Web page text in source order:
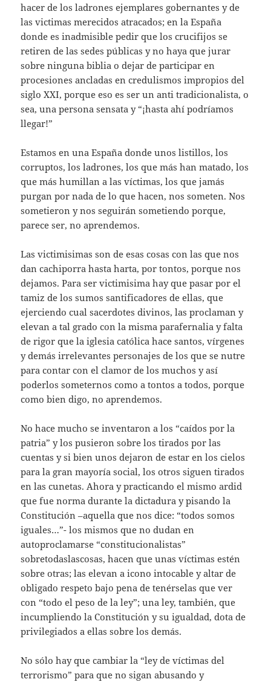
hacer de los ladrones ejemplares gobernantes y de
las victimas merecidos atracados; en la España
donde es inadmisible pedir que los crucifijos se
retiren de las sedes públicas y no haya que jurar
sobre ninguna biblia o dejar de participar en
procesiones ancladas en credulismos impropios del
siglo XXI, porque eso es ser un anti tradicionalista, o
sea, una persona sensata y “¡hasta ahí podríamos
llegar!”
Estamos en una España donde unos listillos, los
corruptos, los ladrones, los que más han matado, los
que más humillan a las víctimas, los que jamás
purgan por nada de lo que hacen, nos someten. Nos
sometieron y nos seguirán sometiendo porque,
parece ser, no aprendemos.
Las victimisimas son de esas cosas con las que nos
dan cachiporra hasta harta, por tontos, porque nos
dejamos. Para ser victimisima hay que pasar por el
tamiz de los sumos santificadores de ellas, que
ejerciendo cual sacerdotes divinos, las proclaman y
elevan a tal grado con la misma parafernalia y falta
de rigor que la iglesia católica hace santos, vírgenes
y demás irrelevantes personajes de los que se nutre
para contar con el clamor de los muchos y así
poderlos someternos como a tontos a todos, porque
como bien digo, no aprendemos.
No hace mucho se inventaron a los “caídos por la
patria” y los pusieron sobre los tirados por las
cuentas y si bien unos dejaron de estar en los cielos
para la gran mayoría social, los otros siguen tirados
en las cunetas. Ahora y practicando el mismo ardid
que fue norma durante la dictadura y pisando la
Constitución –aquella que nos dice: “todos somos
iguales…”- los mismos que no dudan en
autoproclamarse “constitucionalistas”
sobretodaslascosas, hacen que unas víctimas estén
sobre otras; las elevan a icono intocable y altar de
obligado respeto bajo pena de tenérselas que ver
con “todo el peso de la ley”; una ley, también, que
incumpliendo la Constitución y su igualdad, dota de
privilegiados a ellas sobre los demás.
No sólo hay que cambiar la “ley de víctimas del
terrorismo” para que no sigan abusando y